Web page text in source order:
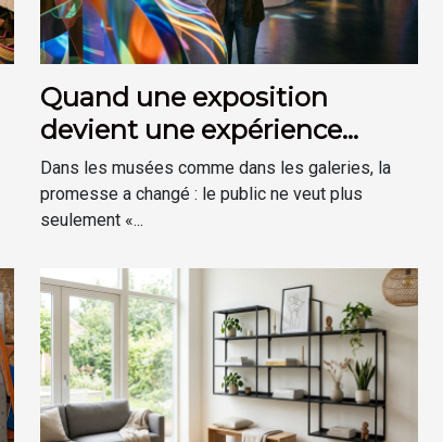
Quand une exposition
devient une expérience
plutôt qu’une visite
Dans les musées comme dans les galeries, la
promesse a changé : le public ne veut plus
seulement «...